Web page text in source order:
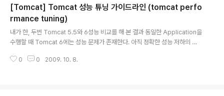
[Tomcat] Tomcat 성능 튜닝 가이드라인 (tomcat perfo
rmance tuning)
내가 한, 두번 Tomcat 5.5와 6성능 비교를 해 본 결과 동일한 Application을
수행할 때 Tomcat 6에는 성능 문제가 존재한다. 아직 정확한 성능 저하의 원
Tomcat 6의 성능이 안정화 될 때까지는 쓰지 않는 것을 권장한다. 참고로 아
0 0 2009. 10. 8.